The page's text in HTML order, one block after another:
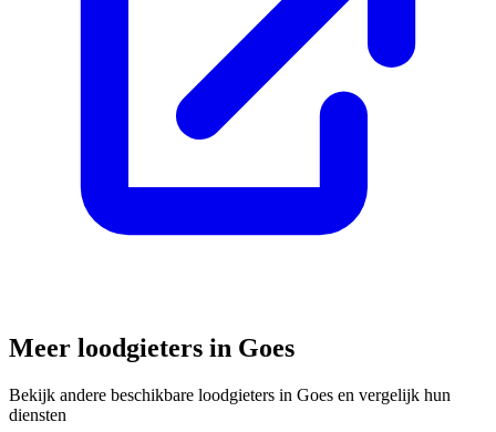
Meer loodgieters in Goes
Bekijk andere beschikbare loodgieters in Goes en vergelijk hun
diensten